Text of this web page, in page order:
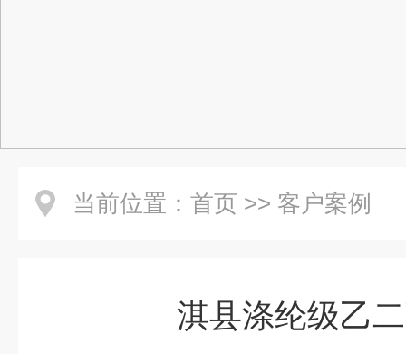
当前位置： 首页 >> 客户案例
淇县涤纶级乙